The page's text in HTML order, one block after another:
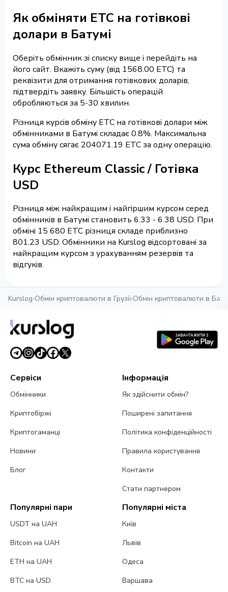
Як обміняти ETC на готівкові
долари в Батумі
Оберіть обмінник зі списку вище і перейдіть на
його сайт. Вкажіть суму (від 1568.00 ETC) та
реквізити для отримання готівкових доларів,
підтвердіть заявку. Більшість операцій
обробляються за 5-30 хвилин.
Різниця курсів обміну ETC на готівкові долари між
обмінниками в Батумі складає 0.8%. Максимальна
сума обміну сягає 204071.19 ETC за одну операцію.
Курс Ethereum Classic / Готівка
USD
Різниця між найкращим і найгіршим курсом серед
обмінників в Батумі становить 6.33 - 6.38 USD. При
обміні 15 680 ETC різниця складе приблизно
801.23 USD. Обмінники на Kurslog відсортовані за
найкращим курсом з урахуванням резервів та
відгуків.
Kurslog›Обмін криптовалюти в Грузії›Обмін криптовалюти в
Сервіси
Обмінники
Криптобіржі
Криптогаманці
Новини
Блог
Інформація
Як здійснити обмін?
Поширені запитання
Політика конфіденційності
Правила користування
Контакти
Стати партнером
Популярні пари
USDT на UAH
Bitcoin на UAH
ETH на UAH
BTC на USD
Популярні міста
Київ
Львів
Одеса
Варшава